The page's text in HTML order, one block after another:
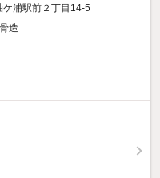
ケ浦駅前２丁目14-5
造